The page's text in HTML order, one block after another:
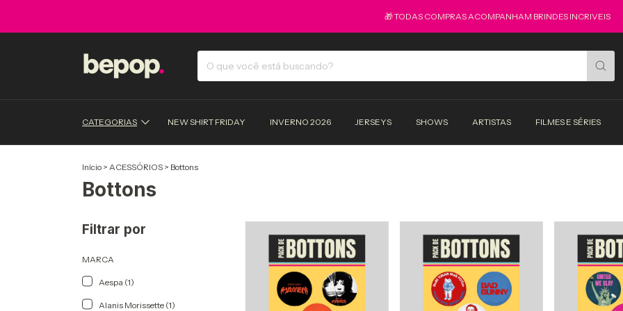
🎁 TODAS COMPRAS ACOMPANHAM BRINDES INCRIVEIS 🕺 SEJA
CATEGORIAS NEW SHIRT FRIDAY INVERNO 2026 JERSEYS SHOWS ARTISTAS FILMES E SÉRIES
Início > ACESSÓRIOS > Bottons
Bottons
Filtrar por
MARCA
Aespa (1)
Alanis Morissette (1)